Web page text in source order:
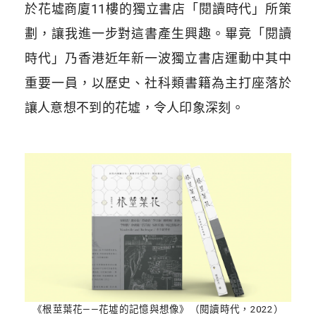
於花墟商廈11樓的獨立書店「閱讀時代」所策
劃，讓我進一步對這書產生興趣。畢竟「閱讀
時代」乃香港近年新一波獨立書店運動中其中
重要一員，以歷史、社科類書籍為主打座落於
讓人意想不到的花墟，令人印象深刻。
《根莖葉花——花墟的記憶與想像》（閱讀時代，2022）